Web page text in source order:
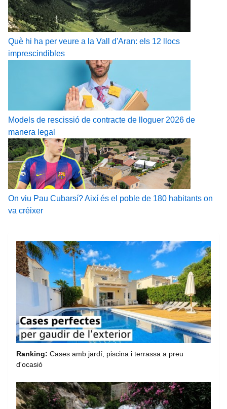
Què hi ha per veure a la Vall d'Aran: els 12 llocs
imprescindibles
Models de rescissió de contracte de lloguer 2026 de
manera legal
On viu Pau Cubarsí? Així és el poble de 180 habitants on
va créixer
Ranking: Cases amb jardí, piscina i terrassa a preu
d'ocasió